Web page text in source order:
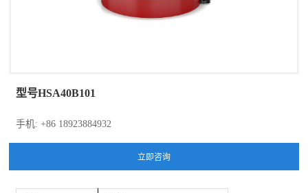
型号HSA40B101
手机: +86 18923884932